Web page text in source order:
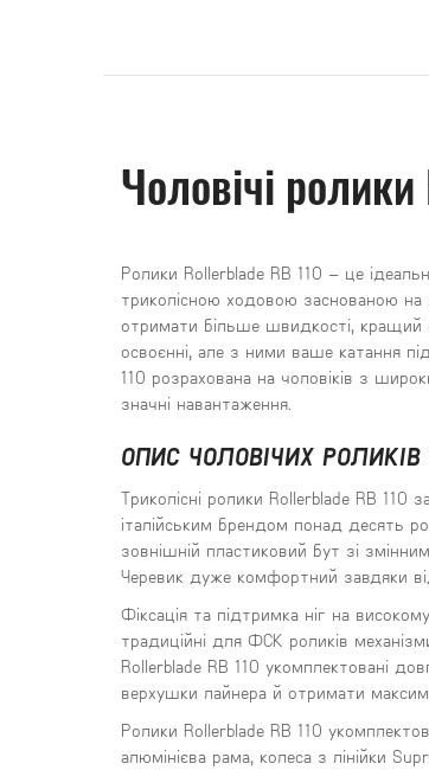
Чоловічі
Ролики Rollerblade RB 110 – це
триколісною ходовою заснованою на
отримати більше швидкості, кращий
освоєнні, але з ними ваше катання
110 розрахована на чоловіків з
значні навантаження.
ОПИС ЧОЛОВІЧИХ РОЛИКІВ
Триколісні ролики Rollerblade RB 110
італійським брендом понад десять
зовнішній пластиковий бут зі
Черевик дуже комфортний завдяки
Фіксація та підтримка ніг на
традиційні для ФСК роликів
Rollerblade RB 110 укомплектовані
верхушки лайнера й отримати
Ролики Rollerblade RB 110
алюмінієва рама, колеса з лінійки